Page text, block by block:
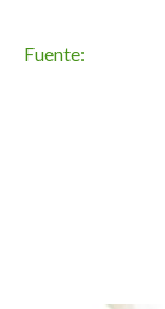
Fuente: